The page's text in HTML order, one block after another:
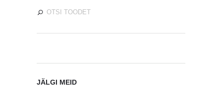
JÄLGI MEID